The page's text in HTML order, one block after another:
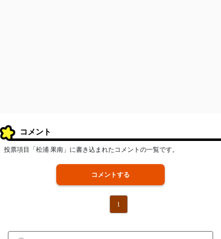
コメント
投票項目「松浦 果南」に書き込まれたコメントの一覧です。
コメントする
1